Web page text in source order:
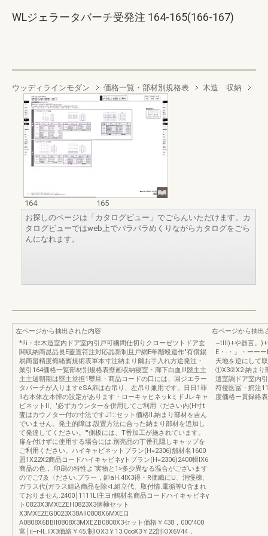
WLジェラータバーチ受発注 164-165(166-167)
ウッディラインモダン 価格一覧・部材別規格表 木造 収納
164
165
お探しのページは「カタログビュー」でごらんいただけます。カ
タログビューではweb上でパラパラめくりながらカタログをごら
んになれます。
左ページから抽出された内容
*l!i・非木造室内ドア室内引戸可幽間仕切りクローゼツトドア玄
関収納商昆品畏E蓋置符注対応晶新制且戸網E年階殴遺作"有償錫
易商畠精度侮緒賓規術表軍本寸注納まり爾お手入れ方途発注・
業引164価格一覧部材別規格表壁画収納寝室・廊下白血ll!髭主主
主主週朝期は塁主堂担1璽旦・商品コードの口には、回ジエラー
タパーチが入りますeSA扉は右吊り、左吊り兼用です。日日1罪
Il右本体左本悼の設定があります・ローキャヒネッkミドJレキャ
ビネットIl、'必ずカウンターを併用してご利用〈ださい内(H寸t
査はカウノター付の寸法ですJ1::セット価格Il.納まり部材を吉ん
でいません。発主的障は.設置方法に合った納まり部材を追加し
て発達してください。"'側板には、T番加工が施されています。
扉を付けずに使用する場合には.別亮品の丁番孔隠しキャップを
ご利用ください。ハイキャビネットプラン(H=2306)舗材名1600
盟1X22X2商品コードハイキャビネyトプラン(H=2306)2400輯IX6
商品の色，.印刷の特性よ‘実物と1>多少異なる温合がございます
のでご7ゑ〈ださい.プラー，帥aH.4lX3得・R価織にU、消慢棟、
ガラス代(ガラス組込商品を除<l.組立代、取付情.竃循等U含まれ
ておりません.2400￨1111LI主ヨr鶴材名商品コードハイキャビネγ
ト0823X3MXEZEH0823X3個極セット
X3MXEZEG0023X38AII0808X6MXEロ
A0808X6BBII0808X3MXEZB0808X3セット価格￥438，000'400
富￨il--r-II_IIX3価絡￥45.制lOX3￥13.0∞X3￥22剖lOX6V44，
右ページから抽出
~tIll)+や器言。)+
E・-・』・ーー
天地を逆にして
①X3②X2-納まり
遣室調ドア室内
符侵医冨・鰐注
度価格ー貫録絡